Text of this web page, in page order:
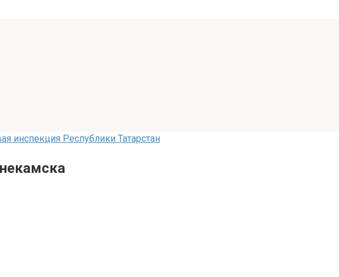
инспекция Республики Татарстан